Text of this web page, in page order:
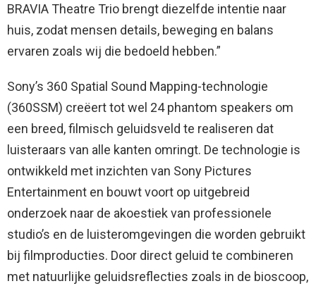
BRAVIA Theatre Trio brengt diezelfde intentie naar
huis, zodat mensen details, beweging en balans
ervaren zoals wij die bedoeld hebben.”
Sony’s 360 Spatial Sound Mapping-technologie
(360SSM) creëert tot wel 24 phantom speakers om
een breed, filmisch geluidsveld te realiseren dat
luisteraars van alle kanten omringt. De technologie is
ontwikkeld met inzichten van Sony Pictures
Entertainment en bouwt voort op uitgebreid
onderzoek naar de akoestiek van professionele
studio’s en de luisteromgevingen die worden gebruikt
bij filmproducties. Door direct geluid te combineren
met natuurlijke geluidsreflecties zoals in de bioscoop,